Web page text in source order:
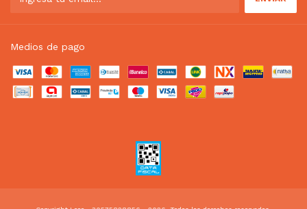
Medios de pago